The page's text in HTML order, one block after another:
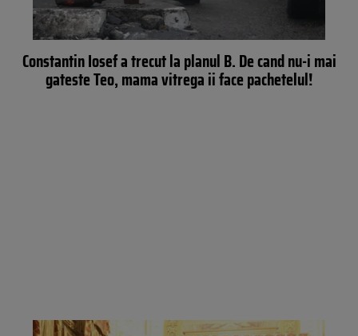
Constantin Iosef a trecut la planul B. De cand nu-i mai
gateste Teo, mama vitrega ii face pachetelul!